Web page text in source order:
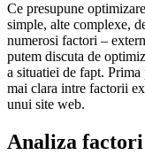
Ce presupune
simple, alte complexe,
numerosi factori –
putem discuta de
a situatiei de fapt. Prima
mai clara intre factorii
unui site web.
Analiza